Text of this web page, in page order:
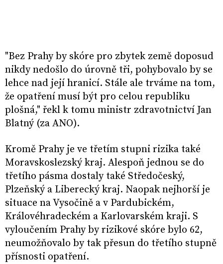
"Bez Prahy by skóre pro zbytek země doposud
nikdy nedošlo do úrovně tři, pohybovalo by se
lehce nad její hranicí. Stále ale trváme na tom,
že opatření musí být pro celou republiku
plošná," řekl k tomu ministr zdravotnictví Jan
Blatný (za ANO).
Kromě Prahy je ve třetím stupni rizika také
Moravskoslezský kraj. Alespoň jednou se do
třetího pásma dostaly také Středočeský,
Plzeňský a Liberecký kraj. Naopak nejhorší je
situace na Vysočině a v Pardubickém,
Královéhradeckém a Karlovarském kraji. S
vyloučením Prahy by rizikové skóre bylo 62,
neumožňovalo by tak přesun do třetího stupně
přísnosti opatření.